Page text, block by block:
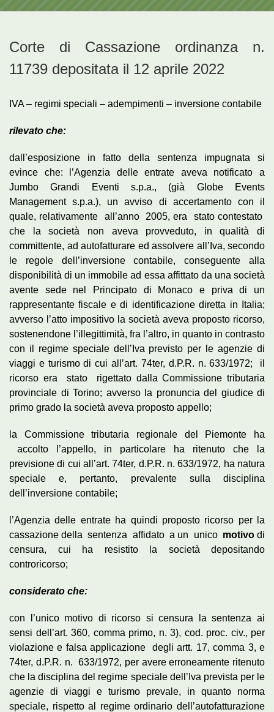
Corte di Cassazione ordinanza n.
11739 depositata il 12 aprile 2022
IVA – regimi speciali – adempimenti – inversione contabile
rilevato che:
dall’esposizione in fatto della sentenza impugnata si
evince che: l’Agenzia delle entrate aveva notificato a
Jumbo Grandi Eventi s.p.a., (già Globe Events
Management s.p.a.), un avviso di accertamento con il
quale, relativamente all’anno 2005, era stato contestato
che la società non aveva provveduto, in qualità di
committente, ad autofatturare ed assolvere all’Iva, secondo
le regole dell’inversione contabile, conseguente alla
disponibilità di un immobile ad essa affittato da una società
avente sede nel Principato di Monaco e priva di un
rappresentante fiscale e di identificazione diretta in Italia;
avverso l’atto impositivo la società aveva proposto ricorso,
sostenendone l’illegittimità, fra l’altro, in quanto in contrasto
con il regime speciale dell’Iva previsto per le agenzie di
viaggi e turismo di cui all’art. 74ter, d.P.R. n. 633/1972; il
ricorso era stato rigettato dalla Commissione tributaria
provinciale di Torino; avverso la pronuncia del giudice di
primo grado la società aveva proposto appello;
la Commissione tributaria regionale del Piemonte ha
accolto l’appello, in particolare ha ritenuto che la
previsione di cui all’art. 74ter, d.P.R. n. 633/1972, ha natura
speciale e, pertanto, prevalente sulla disciplina
dell’inversione contabile;
l’Agenzia delle entrate ha quindi proposto ricorso per la
cassazione della sentenza affidato a un unico motivodi
censura, cui ha resistito la società depositando
controricorso;
considerato che:
con l’unico motivo di ricorso si censura la sentenza ai
sensi dell’art. 360, comma primo, n. 3), cod. proc. civ., per
violazione e falsa applicazione degli artt. 17, comma 3, e
74ter, d.P.R. n. 633/1972, per avere erroneamente ritenuto
che la disciplina del regime speciale dell’Iva prevista per le
agenzie di viaggi e turismo prevale, in quanto norma
speciale, rispetto al regime ordinario dell’autofatturazione